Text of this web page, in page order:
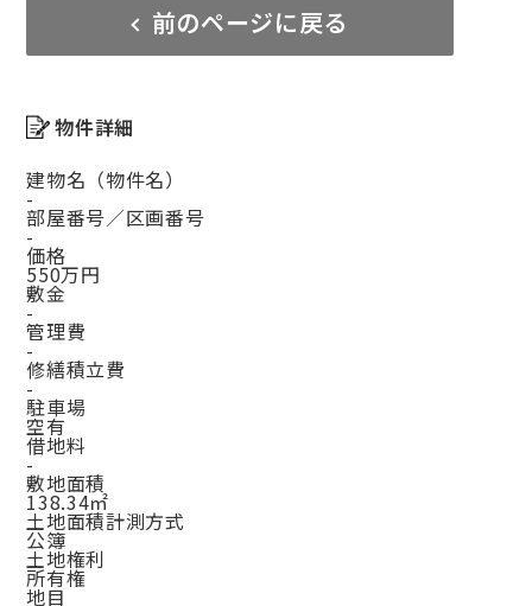
前のページに戻る
物件詳細
建物名（物件名）
-
部屋番号／区画番号
-
価格
550万円
敷金
-
管理費
-
修繕積立費
-
駐車場
空有
借地料
-
敷地面積
138.34㎡
土地面積計測方式
公簿
土地権利
所有権
地目